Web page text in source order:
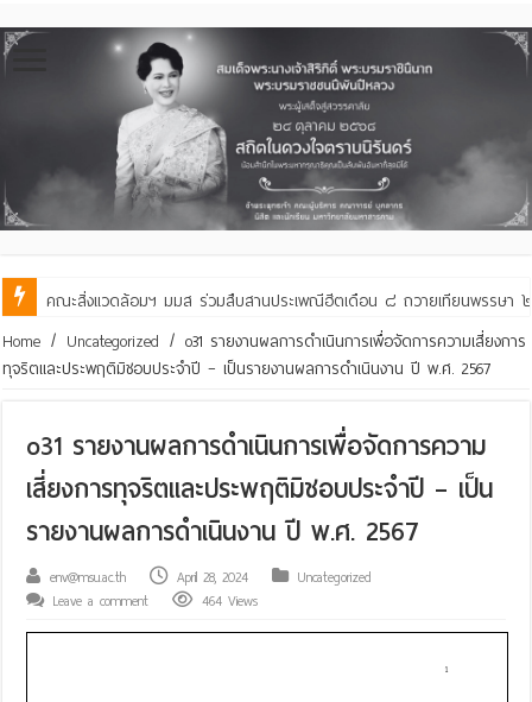
คณะสิ่งแวดล้อมฯ มมส ร่วมสืบสานประเพณีฮีตเดือน ๘ ถวายเทียนพรรษา ๒
Home / Uncategorized / o31 รายงานผลการดำเนินการเพื่อจัดการความเสี่ยงการ
ทุจริตและประพฤติมิชอบประจำปี – เป็นรายงานผลการดำเนินงาน ปี พ.ศ. 2567
o31 รายงานผลการดำเนินการเพื่อจัดการความ
เสี่ยงการทุจริตและประพฤติมิชอบประจำปี – เป็น
รายงานผลการดำเนินงาน ปี พ.ศ. 2567
env@msu.ac.th April 28, 2024
Uncategorized
Leave a comment
464 Views